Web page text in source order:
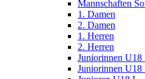
Mannschaften
1. Damen
2. Damen
1. Herren
2. Herren
Juniorinnen U18
Juniorinnen U18